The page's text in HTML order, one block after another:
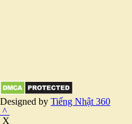
Designed by Tiếng Nhật 360
^
X